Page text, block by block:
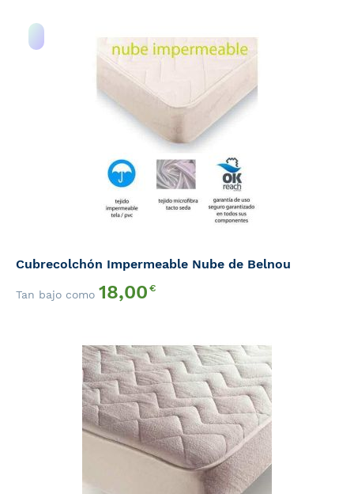
Cubrecolchón Impermeable Nube de Belnou
Tan bajo como 18,00€